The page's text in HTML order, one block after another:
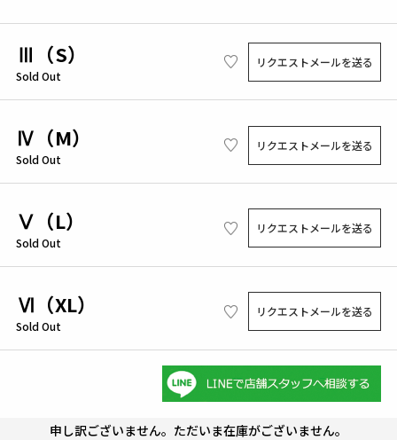
Ⅲ（S）
Sold Out
リクエストメールを送る
Ⅳ（M）
Sold Out
リクエストメールを送る
Ⅴ（L）
Sold Out
リクエストメールを送る
Ⅵ（XL）
Sold Out
リクエストメールを送る
申し訳ございません。ただいま在庫がございません。